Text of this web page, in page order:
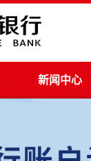
新闻中心